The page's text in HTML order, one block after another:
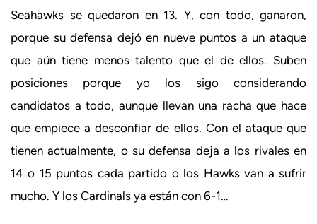
Seahawks se quedaron en 13. Y, con todo, ganaron,
porque su defensa dejó en nueve puntos a un ataque
que aún tiene menos talento que el de ellos. Suben
posiciones porque yo los sigo considerando
candidatos a todo, aunque llevan una racha que hace
que empiece a desconfiar de ellos. Con el ataque que
tienen actualmente, o su defensa deja a los rivales en
14 o 15 puntos cada partido o los Hawks van a sufrir
mucho. Y los Cardinals ya están con 6-1…